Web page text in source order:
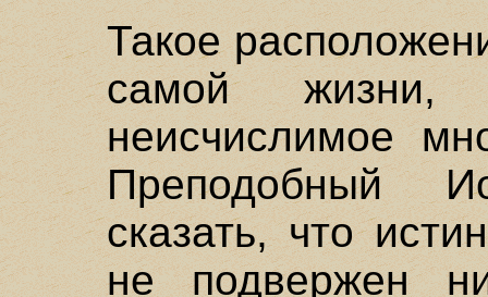
Такое
самой
неисчислимое
Преподобный
сказать, что
не подвержен